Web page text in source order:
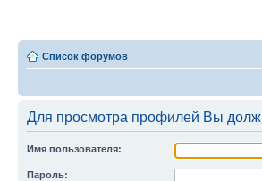
Список форумов
Для просмотра профилей Вы
Имя пользователя:
Пароль: